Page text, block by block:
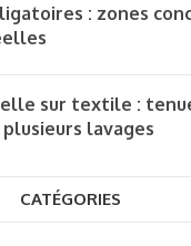
: zones
sur textile :
lavages
CATÉGORIES